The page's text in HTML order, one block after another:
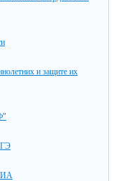
и защите их